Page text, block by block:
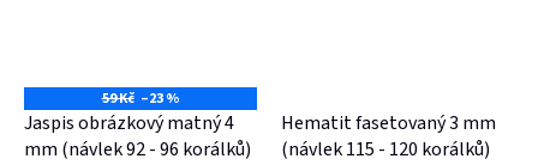
59 Kč –23 %
Jaspis obrázkový matný 4
mm (návlek 92 - 96 korálků)
Hematit fasetovaný 3 mm
(návlek 115 - 120 korálků)